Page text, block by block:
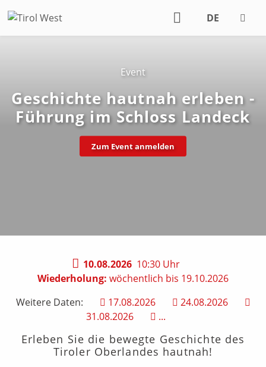
DE
Event
Geschichte hautnah erleben -
Führung im Schloss Landeck
Zum Event anmelden
10.08.2026 10:30 Uhr
Wiederholung: wöchentlich bis 19.10.2026
Weitere Daten:
17.08.2026
24.08.2026
31.08.2026
...
Erleben Sie die bewegte Geschichte des
Tiroler Oberlandes hautnah!